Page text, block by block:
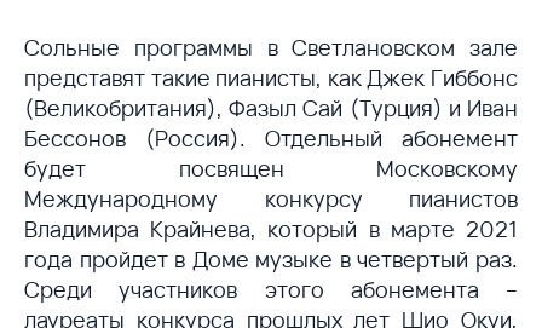
Сольные программы в Светлановском зале
представят такие пианисты, как Джек Гиббонс
(Великобритания), Фазыл Сай (Турция) и Иван
Бессонов (Россия). Отдельный абонемент
будет посвящен Московскому
Международному конкурсу пианистов
Владимира Крайнева, который в марте 2021
года пройдет в Доме музыке в четвертый раз.
Среди участников этого абонемента –
лауреаты конкурса прошлых лет Шио Окуи,